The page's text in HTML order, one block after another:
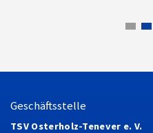
Geschäftsstelle
TSV Osterholz-Tenever e. V.